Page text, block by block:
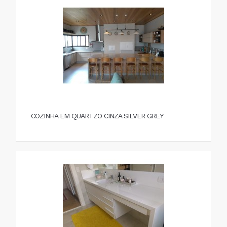
COZINHA EM QUARTZO CINZA SILVER GREY